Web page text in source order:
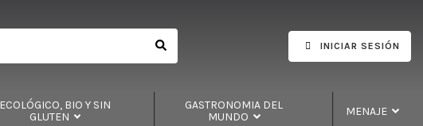
INICIAR SESIÓN
ECOLÓGICO, BIO Y SIN
GLUTEN
GASTRONOMIA DEL
MUNDO
MENAJE